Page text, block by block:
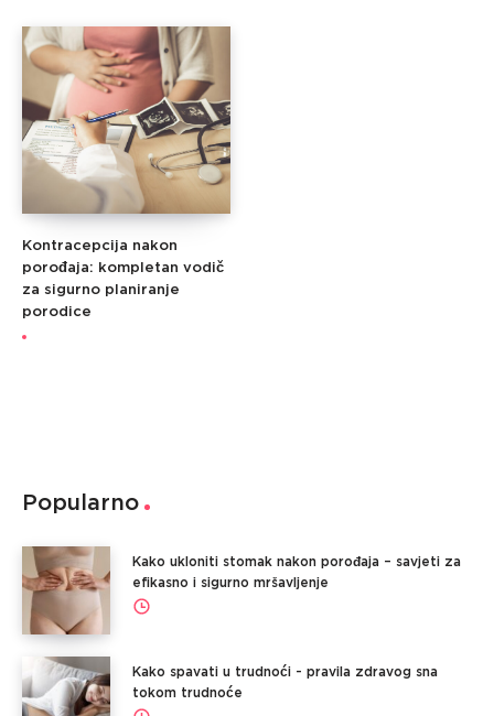
Kontracepcija nakon
porođaja: kompletan vodič
za sigurno planiranje
porodice
Popularno
Kako ukloniti stomak nakon porođaja – savjeti za
efikasno i sigurno mršavljenje
Kako spavati u trudnoći - pravila zdravog sna
tokom trudnoće